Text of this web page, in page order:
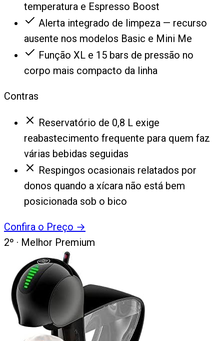
temperatura e Espresso Boost
Alerta integrado de limpeza — recurso
ausente nos modelos Basic e Mini Me
Função XL e 15 bars de pressão no
corpo mais compacto da linha
Contras
Reservatório de 0,8 L exige
reabastecimento frequente para quem faz
várias bebidas seguidas
Respingos ocasionais relatados por
donos quando a xícara não está bem
posicionada sob o bico
Confira o Preço →
2º · Melhor Premium